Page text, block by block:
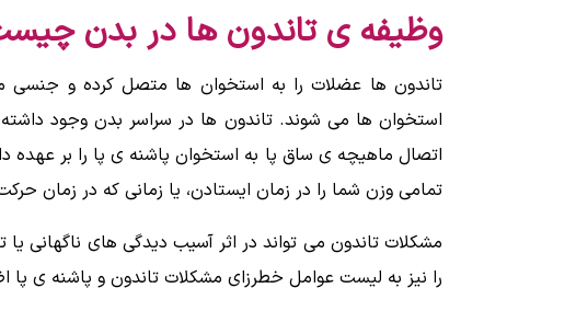
وظیفه ی تاندون ها در بدن
تاندون ها عضلات را به استخوان ها متصل کرده و جنسی
استخوان ها می شوند. تاندون ها در سراسر بدن وجود
اتصال ماهیچه ی ساق پا به استخوان پاشنه ی پا را بر عهده
تمامی وزن شما را در زمان ایستادن، یا زمانی که در زمان
مشکلات تاندون می تواند در اثر آسیب دیدگی های ناگهانی
را نیز به لیست عوامل خطرزای مشکلات تاندون و پاشنه ی پا